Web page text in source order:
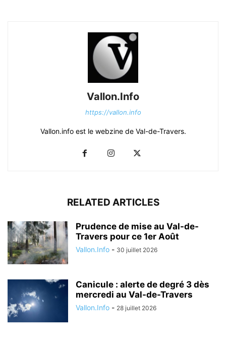
Vallon.Info
https://vallon.info
Vallon.info est le webzine de Val-de-Travers.
RELATED ARTICLES
Prudence de mise au Val-de-
Travers pour ce 1er Août
Vallon.Info - 30 juillet 2026
Canicule : alerte de degré 3 dès
mercredi au Val-de-Travers
Vallon.Info - 28 juillet 2026